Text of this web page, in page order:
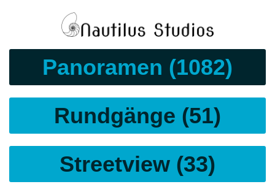
Panoramen (1082)
Rundgänge (51)
Streetview (33)